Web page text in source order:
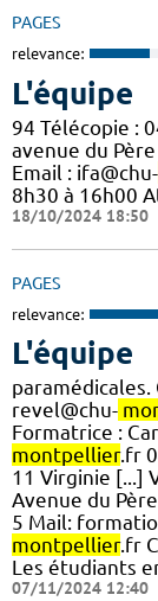
PAGES
relevance:
L'équipe
94 Télécopie :
avenue du
Email : ifa@chu-
8h30 à 16h00
18/10/2024 18:50
PAGES
relevance:
L'équipe
paramédicales.
revel@chu-
Formatrice :
montpellier.fr
11 Virginie [...]
Avenue du
5 Mail:
montpellier.fr
Les étudiants
07/11/2024 12:40